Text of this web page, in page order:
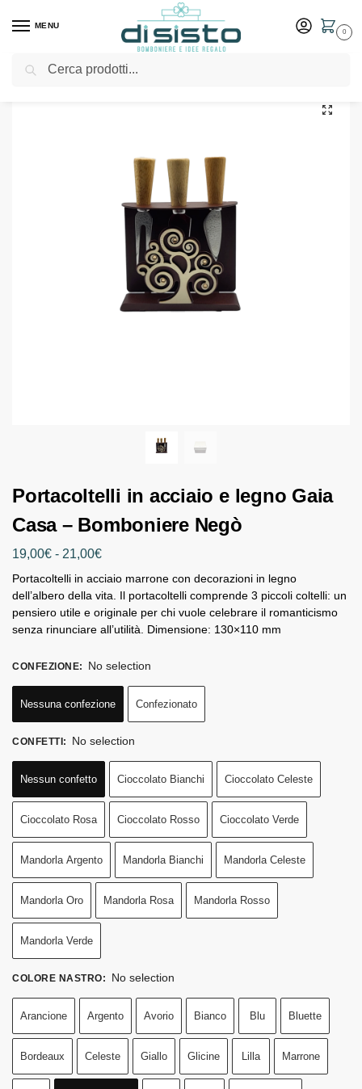
MENU
0
Home Shop Bomboniere
Portacoltelli in acciaio e legno Gaia
Casa – Bomboniere Negò
19,00€ - 21,00€
Portacoltelli in acciaio marrone con decorazioni in legno
dell’albero della vita. Il portacoltelli comprende 3 piccoli coltelli: un
pensiero utile e originale per chi vuole celebrare il romanticismo
senza rinunciare all’utilità. Dimensione: 130×110 mm
CONFEZIONE: No selection
Nessuna confezione Confezionato
CONFETTI: No selection
Nessun confetto Cioccolato Bianchi Cioccolato Celeste
Cioccolato Rosa Cioccolato Rosso Cioccolato Verde
Mandorla Argento Mandorla Bianchi Mandorla Celeste
Mandorla Oro Mandorla Rosa Mandorla Rosso
Mandorla Verde
COLORE NASTRO: No selection
Arancione Argento Avorio Bianco Blu Bluette
Bordeaux Celeste Giallo Glicine Lilla Marrone